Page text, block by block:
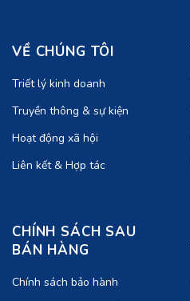
VỀ CHÚNG TÔI
Triết lý kinh doanh
Truyền thông & sự kiện
Hoạt động xã hội
Liên kết & Hợp tác
CHÍNH SÁCH SAU
BÁN HÀNG
Chính sách bảo hành